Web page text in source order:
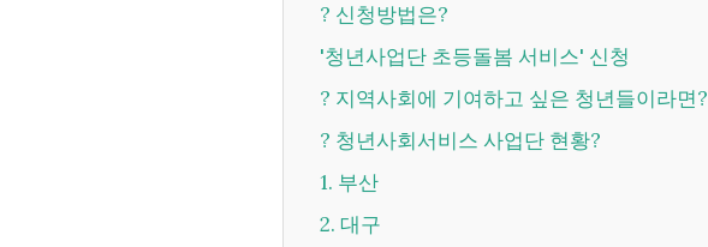
? 신청방법은?
'청년사업단 초등돌봄 서비스' 신청
? 지역사회에 기여하고 싶은 청년들이라면?
? 청년사회서비스 사업단 현황?
1. 부산
2. 대구